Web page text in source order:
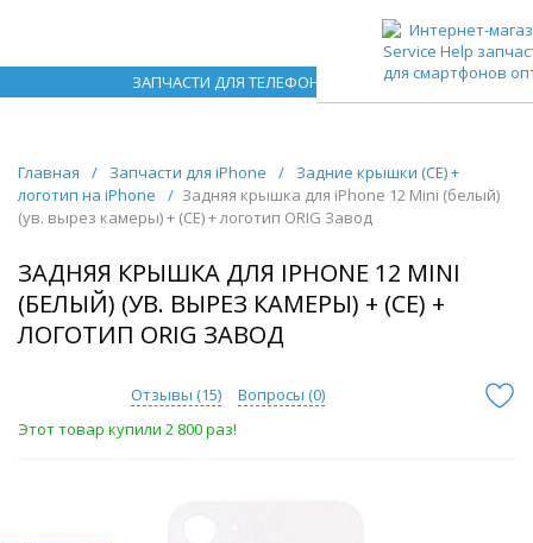
ЗАПЧАСТИ ДЛЯ ТЕЛЕФОНОВ ОПТОМ
Главная / Запчасти для iPhone /
Задние крышки (CE) +
логотип на iPhone
/ Задняя крышка для iPhone 12 Mini (белый)
(ув. вырез камеры) + (СЕ) + логотип ORIG Завод
ЗАДНЯЯ КРЫШКА ДЛЯ IPHONE 12 MINI
(БЕЛЫЙ) (УВ. ВЫРЕЗ КАМЕРЫ) + (СЕ) +
ЛОГОТИП ORIG ЗАВОД
Отзывы (15) Вопросы (0)
Этот товар купили 2 800 раз!